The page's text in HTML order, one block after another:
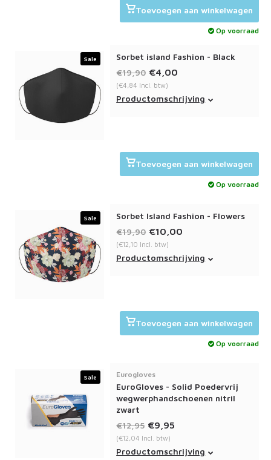
eenmalig gebruik. In een doos
zitten 100 ongepoederde
Toevoegen aan winkelwagen
Op voorraad
Sale
Sorbet island Fashion - Black
€19,90 €4,00
(€4,84 Incl. btw)
Het Sorbet Island fashion
Productomschrijving
Toevoegen aan winkelwagen
Op voorraad
Sale
Sorbet Island Fashion - Flowers
€19,90 €10,00
(€12,10 Incl. btw)
Het Sorbet Island fashion
Productomschrijving
Toevoegen aan winkelwagen
Op voorraad
Sale Eurogloves
EuroGloves - Solid Poedervrij
wegwerphandschoenen nitril
zwart
€12,95 €9,95
(€12,04 Incl. btw)
Deze Eurogloves Solid nitril
Productomschrijving